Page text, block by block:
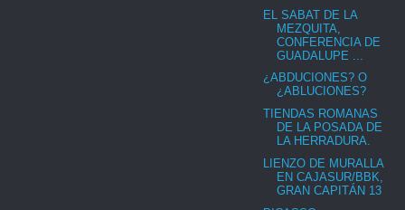
EL SABAT DE LA
MEZQUITA,
CONFERENCIA DE
GUADALUPE ...
¿ABDUCIONES? O
¿ABLUCIONES?
TIENDAS ROMANAS
DE LA POSADA DE
LA HERRADURA.
LIENZO DE MURALLA
EN CAJASUR/BBK,
GRAN CAPITÁN 13